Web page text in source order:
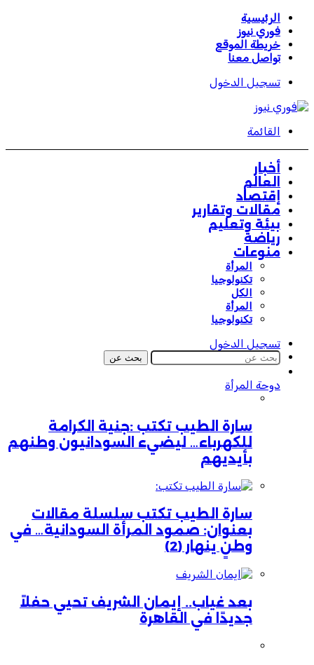
الرئيسية
فوري نيوز
خريطة الموقع
تواصل معنا
تسجيل الدخول
القائمة
أخبار
العالم
إقتصاد
مقالات وتقارير
بيئة وتعليم
رياضة
منوعات
المرأة
تكنولوجيا
الكل
المرأة
تكنولوجيا
تسجيل الدخول
بحث عن
دوحة المرأة
سارة الطيب تكتب :جنية الكرامة
للكهرباء… ليضيء السودانيون وطنهم
بأيديهم
سارة الطيب تكتب سلسلة مقالات
بعنوان: صمود المرأة السودانية… في
وطنٍ ينهار (2)
بعد غياب.. إيمان الشريف تحيي حفلاً
جديدًا في القاهرة